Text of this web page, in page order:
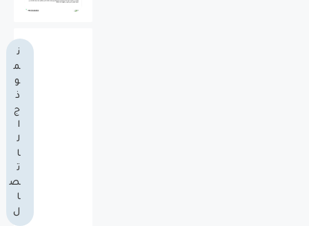
ن
م
و
ذ
ج
ا
ل
ا
ت
ص
ا
ل